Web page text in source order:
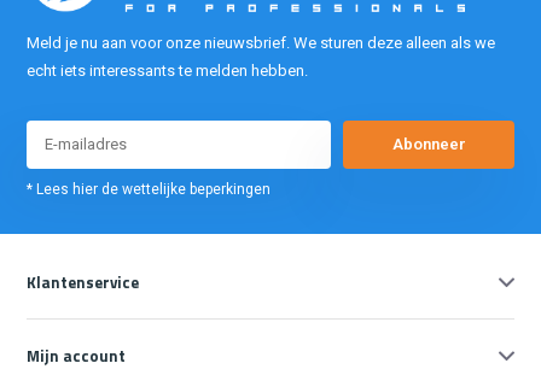
Meld je nu aan voor onze nieuwsbrief. We sturen deze alleen als we
echt iets interessants te melden hebben.
Abonneer
* Lees hier de wettelijke beperkingen
Klantenservice
Mijn account